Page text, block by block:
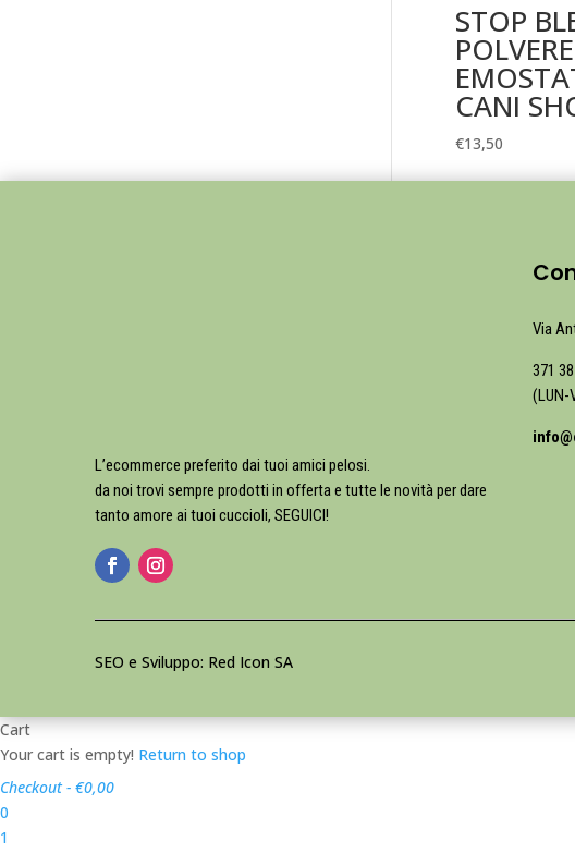
STOP
POLVERE
CANI
€13,50
L’ecommerce preferito dai tuoi amici pelosi.
da noi trovi sempre prodotti in offerta e tutte le novità per dare
tanto amore ai tuoi cuccioli, SEGUICI!
Via
371
(LUN-
SEO e Sviluppo: Red Icon SA
Cart
Your cart is empty! Return to shop
Checkout - €0,00
0
1